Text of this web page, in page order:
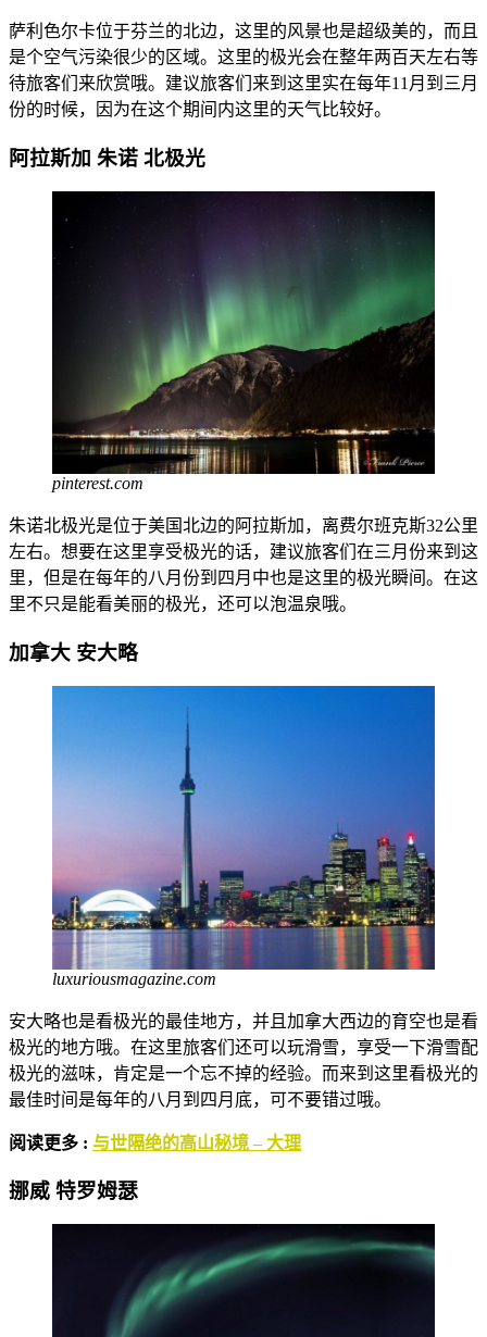
萨利色尔卡位于芬兰的北边，这里的风景也是超级美的，而且
是个空气污染很少的区域。这里的极光会在整年两百天左右等
待旅客们来欣赏哦。建议旅客们来到这里实在每年11月到三月
份的时候，因为在这个期间内这里的天气比较好。
阿拉斯加 朱诺 北极光
pinterest.com
朱诺北极光是位于美国北边的阿拉斯加，离费尔班克斯32公里
左右。想要在这里享受极光的话，建议旅客们在三月份来到这
里，但是在每年的八月份到四月中也是这里的极光瞬间。在这
里不只是能看美丽的极光，还可以泡温泉哦。
加拿大 安大略
luxuriousmagazine.com
安大略也是看极光的最佳地方，并且加拿大西边的育空也是看
极光的地方哦。在这里旅客们还可以玩滑雪，享受一下滑雪配
极光的滋味，肯定是一个忘不掉的经验。而来到这里看极光的
最佳时间是每年的八月到四月底，可不要错过哦。
阅读更多 : 与世隔绝的高山秘境 – 大理
挪威 特罗姆瑟